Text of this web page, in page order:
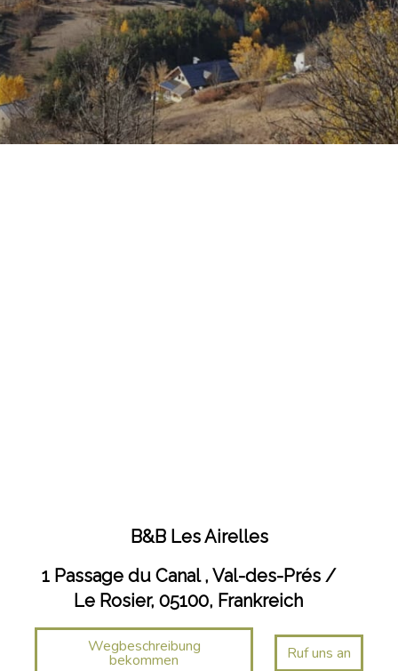
B&B Les Airelles
1 Passage du Canal , Val-des-Prés /
Le Rosier, 05100, Frankreich
Wegbeschreibung
bekommen Ruf uns an